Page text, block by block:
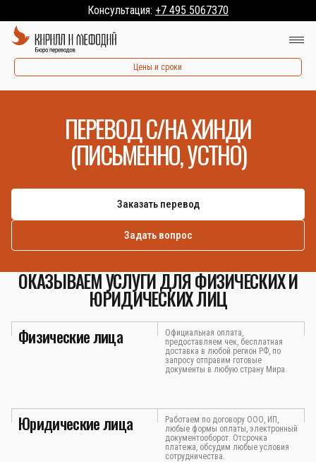
Консультация: +7 495 5067370
Цены и сроки
ПЕРЕВОД С/НА ХИНДИ
(ПИСЬМЕННО, УСТНО)
Заказать перевод
Задать вопрос
ОКАЗЫВАЕМ УСЛУГИ ДЛЯ ФИЗИЧЕСКИХ И
ЮРИДИЧЕСКИХ ЛИЦ
Физические лица
Официальная оплата,
предоставляем чек, бесплатная
доставка в любой регион РФ, по
запросу отправим готовые
документы в любую страну Мира.
Юридические лица
Работаем по договору ООО, ИП,
любые формы оплаты, электронный
документооборот. Отсрочка
платежа, обсудим любые условия
сотрудничества.